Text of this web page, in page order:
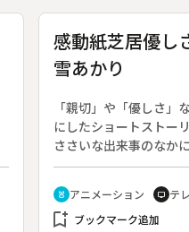
感動紙芝居優し
雪あかり
「親切」や「優しさ」
にしたショートストー
ささいな出来事のなか
心打たれる瞬間をつづ
は「雪あかり」。
cruelty_free アニメーション tv テ
bookmark_add ブックマーク追加